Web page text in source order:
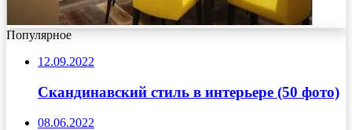
Популярное
12.09.2022
Скандинавский стиль в интерьере (50 фото)
08.06.2022